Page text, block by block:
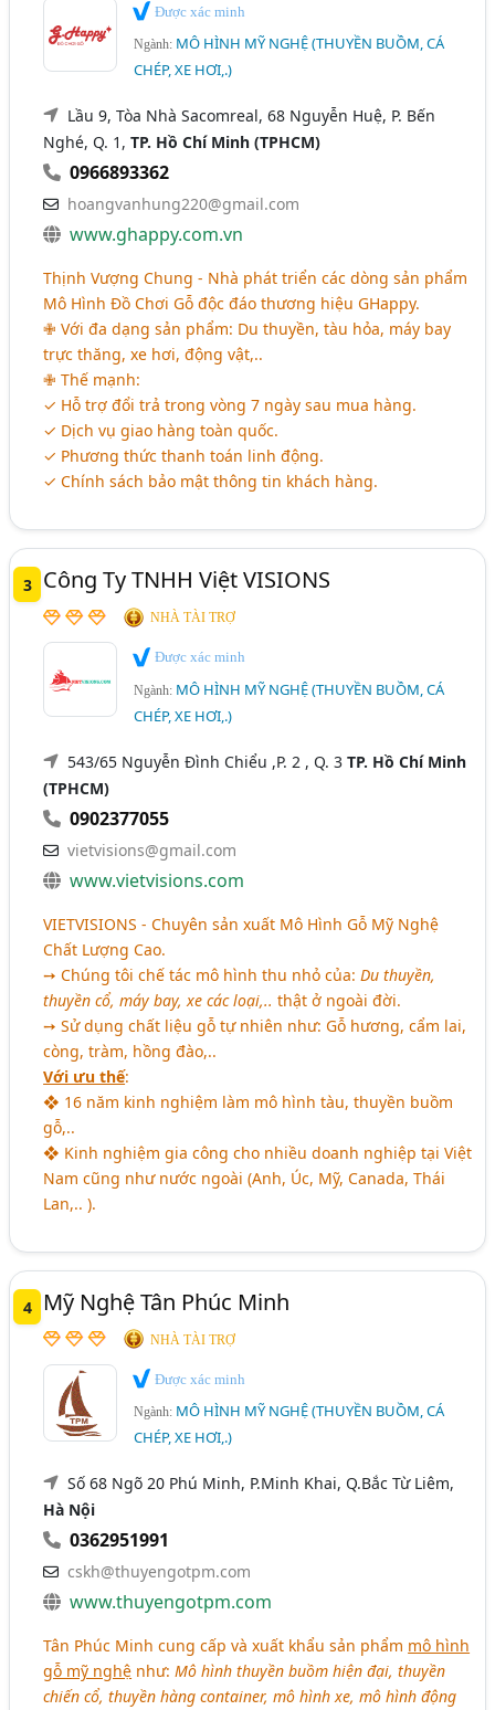
Được xác minh
Ngành: MÔ HÌNH MỸ NGHỆ (THUYỀN BUỒM, CÁ
CHÉP, XE HƠI,.)
Lầu 9, Tòa Nhà Sacomreal, 68 Nguyễn Huệ, P. Bến
Nghé, Q. 1,TP. Hồ Chí Minh (TPHCM)
0966893362
hoangvanhung220@gmail.com
www.ghappy.com.vn
Thịnh Vượng Chung - Nhà phát triển các dòng sản phẩm
Mô Hình Đồ Chơi Gỗ độc đáo thương hiệu GHappy.
✙ Với đa dạng sản phẩm: Du thuyền, tàu hỏa, máy bay
trực thăng, xe hơi, động vật,..
✙ Thế mạnh:
✓ Hỗ trợ đổi trả trong vòng 7 ngày sau mua hàng.
✓ Dịch vụ giao hàng toàn quốc.
✓ Phương thức thanh toán linh động.
✓ Chính sách bảo mật thông tin khách hàng.
3 Công Ty TNHH Việt VISIONS
NHÀ TÀI TRỢ
Được xác minh
Ngành: MÔ HÌNH MỸ NGHỆ (THUYỀN BUỒM, CÁ
CHÉP, XE HƠI,.)
543/65 Nguyễn Đình Chiểu ,P. 2 , Q. 3TP. Hồ Chí Minh
(TPHCM)
0902377055
vietvisions@gmail.com
www.vietvisions.com
VIETVISIONS - Chuyên sản xuất Mô Hình Gỗ Mỹ Nghệ
Chất Lượng Cao.
➙ Chúng tôi chế tác mô hình thu nhỏ của:Du thuyền,
thuyền cổ, máy bay, xe các loại,.. thật ở ngoài đời.
➙ Sử dụng chất liệu gỗ tự nhiên như: Gỗ hương, cẩm lai,
còng, tràm, hồng đào,..
Với ưu thế:
❖ 16 năm kinh nghiệm làm mô hình tàu, thuyền buồm
gỗ,..
❖ Kinh nghiệm gia công cho nhiều doanh nghiệp tại Việt
Nam cũng như nước ngoài (Anh, Úc, Mỹ, Canada, Thái
Lan,.. ).
4 Mỹ Nghệ Tân Phúc Minh
NHÀ TÀI TRỢ
Được xác minh
Ngành: MÔ HÌNH MỸ NGHỆ (THUYỀN BUỒM, CÁ
CHÉP, XE HƠI,.)
Số 68 Ngõ 20 Phú Minh, P.Minh Khai, Q.Bắc Từ Liêm,
Hà Nội
0362951991
cskh@thuyengotpm.com
www.thuyengotpm.com
Tân Phúc Minh cung cấp và xuất khẩu sản phẩm mô hình
gỗ mỹ nghệ như:Mô hình thuyền buồm hiện đại, thuyền
chiến cổ, thuyền hàng container, mô hình xe, mô hình động